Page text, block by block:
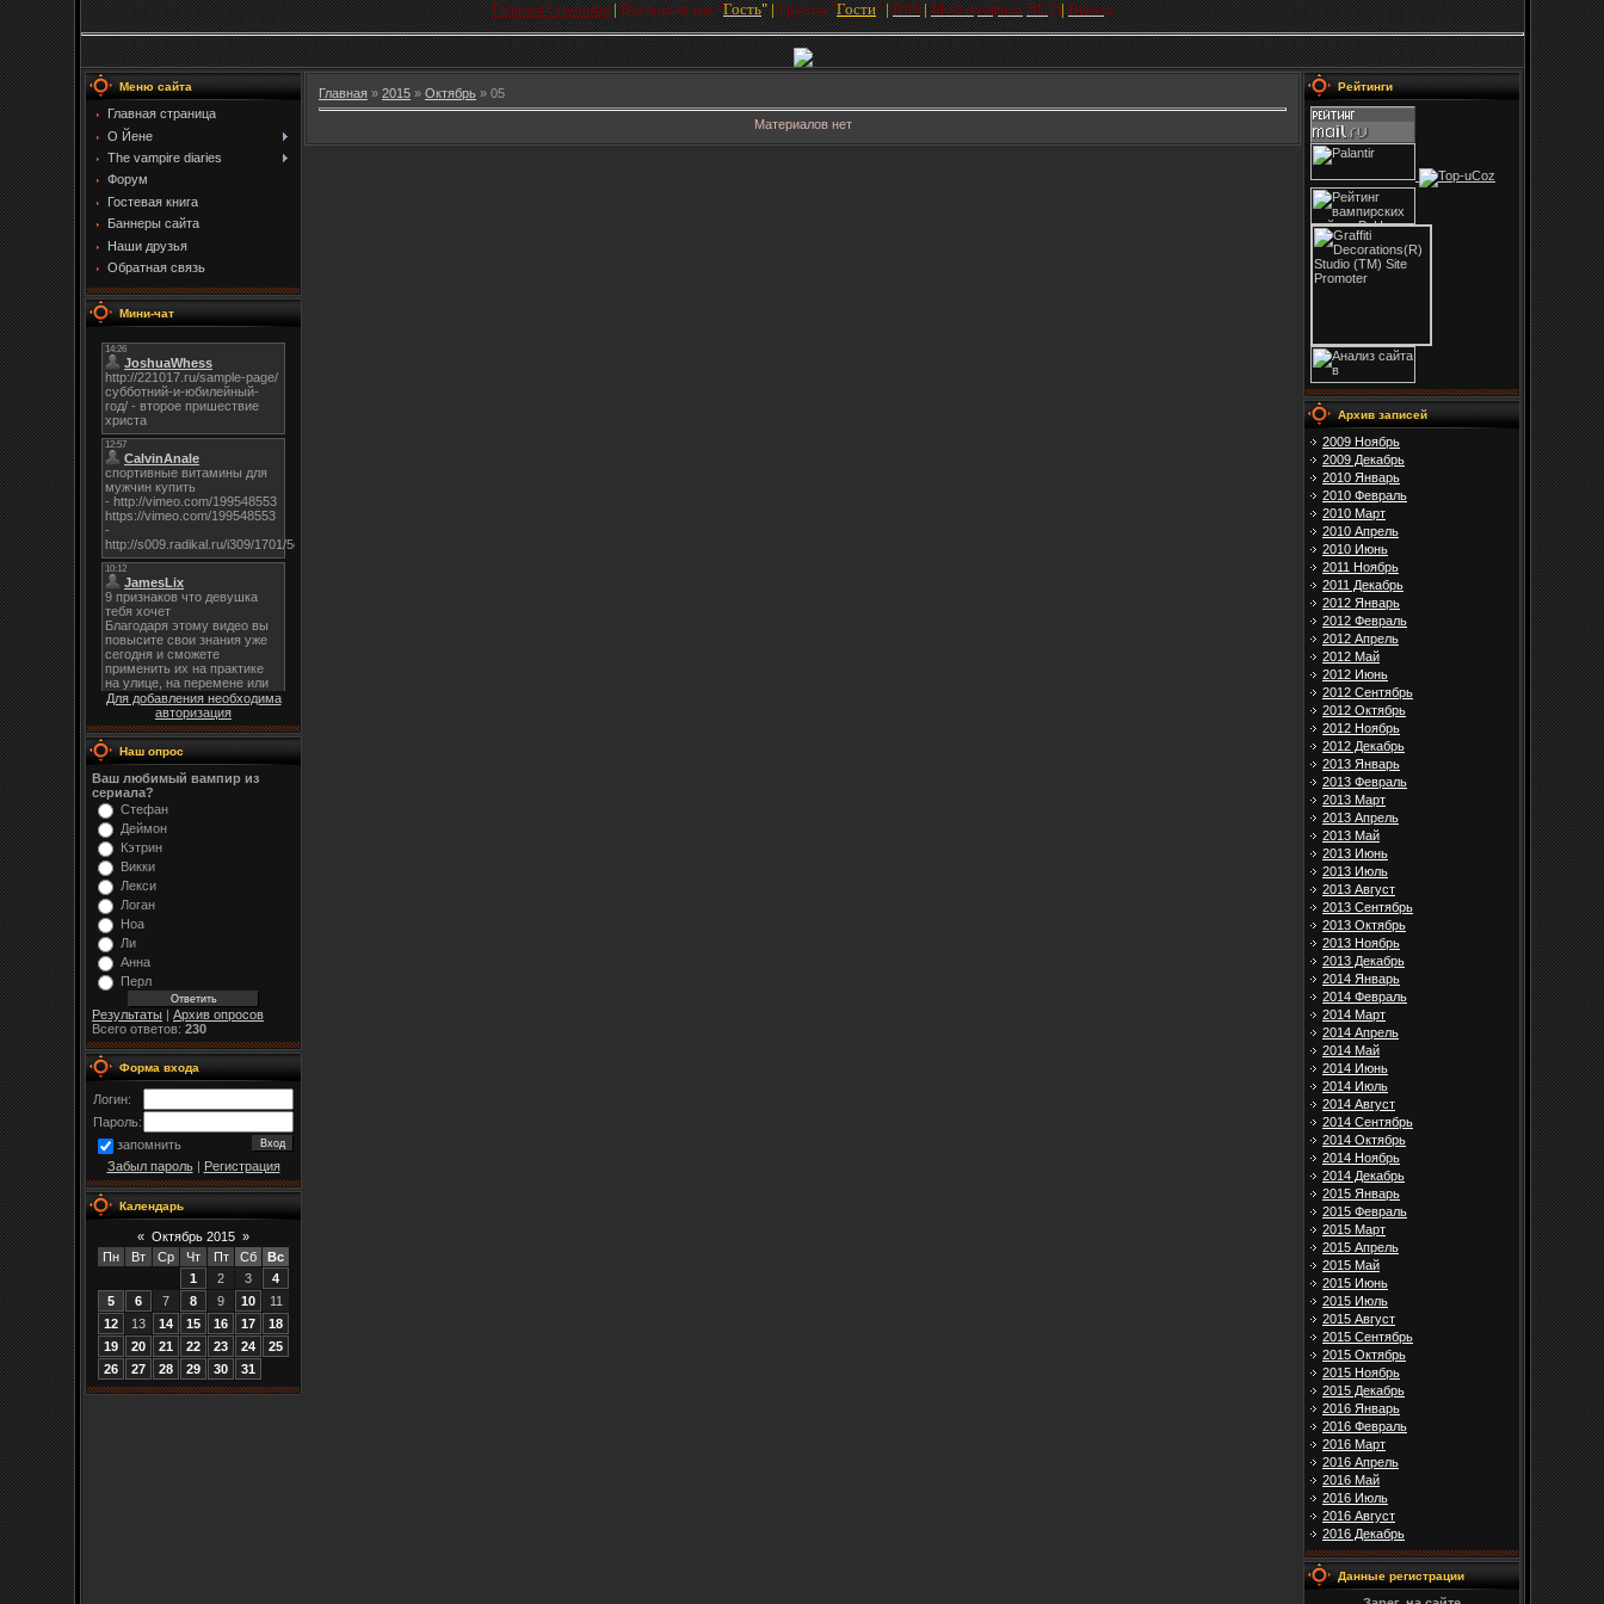
Главная страница | Вы вошли как "Гость"| Группа"Гости" | RSS | Мой профиль ЛC()| Выход
Меню сайта
Главная страница
О Йене
The vampire diaries
Форум
Гостевая книга
Баннеры сайта
Наши друзья
Обратная связь
Мини-чат
Для добавления необходима
авторизация
Наш опрос
Ваш любимый вампир из
сериала?
Стефан
Деймон
Кэтрин
Викки
Лекси
Логан
Ноа
Ли
Анна
Перл
Результаты
Архив опросов
Всего ответов: 230
Форма входа
Логин:
Пароль:
запомнить
Забыл пароль| Регистрация
Календарь
« Октябрь 2015 »
Пн
Вт Ср Чт Пт Сб
Вс
1
2 3
4
5
6 7 8 9 10
11
12
13 14 15 16 17
18
19
20 21 22 23 24
25
26
27 28 29 30 31
Главная » 2015 » Октябрь » 05
Материалов нет
Рейтинги
Архив записей
2009 Ноябрь
2009 Декабрь
2010 Январь
2010 Февраль
2010 Март
2010 Апрель
2010 Июнь
2011 Ноябрь
2011 Декабрь
2012 Январь
2012 Февраль
2012 Апрель
2012 Май
2012 Июнь
2012 Сентябрь
2012 Октябрь
2012 Ноябрь
2012 Декабрь
2013 Январь
2013 Февраль
2013 Март
2013 Апрель
2013 Май
2013 Июнь
2013 Июль
2013 Август
2013 Сентябрь
2013 Октябрь
2013 Ноябрь
2013 Декабрь
2014 Январь
2014 Февраль
2014 Март
2014 Апрель
2014 Май
2014 Июнь
2014 Июль
2014 Август
2014 Сентябрь
2014 Октябрь
2014 Ноябрь
2014 Декабрь
2015 Январь
2015 Февраль
2015 Март
2015 Апрель
2015 Май
2015 Июнь
2015 Июль
2015 Август
2015 Сентябрь
2015 Октябрь
2015 Ноябрь
2015 Декабрь
2016 Январь
2016 Февраль
2016 Март
2016 Апрель
2016 Май
2016 Июль
2016 Август
2016 Декабрь
Данные регистрации